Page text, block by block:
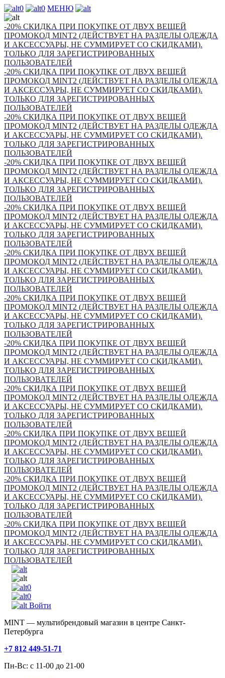
0 0 МЕНЮ
-20% СКИДКА ПРИ ПОКУПКЕ ОТ ДВУХ ВЕЩЕЙ
ПРОМОКОД MINT2 (ДЕЙСТВУЕТ НА РАЗДЕЛЫ ОДЕЖДА
И АКСЕССУАРЫ, НЕ СУММИРУЕТ СО СКИДКАМИ).
ТОЛЬКО ДЛЯ ЗАРЕГИСТРИРОВАННЫХ
ПОЛЬЗОВАТЕЛЕЙ
-20% СКИДКА ПРИ ПОКУПКЕ ОТ ДВУХ ВЕЩЕЙ
ПРОМОКОД MINT2 (ДЕЙСТВУЕТ НА РАЗДЕЛЫ ОДЕЖДА
И АКСЕССУАРЫ, НЕ СУММИРУЕТ СО СКИДКАМИ).
ТОЛЬКО ДЛЯ ЗАРЕГИСТРИРОВАННЫХ
ПОЛЬЗОВАТЕЛЕЙ
-20% СКИДКА ПРИ ПОКУПКЕ ОТ ДВУХ ВЕЩЕЙ
ПРОМОКОД MINT2 (ДЕЙСТВУЕТ НА РАЗДЕЛЫ ОДЕЖДА
И АКСЕССУАРЫ, НЕ СУММИРУЕТ СО СКИДКАМИ).
ТОЛЬКО ДЛЯ ЗАРЕГИСТРИРОВАННЫХ
ПОЛЬЗОВАТЕЛЕЙ
-20% СКИДКА ПРИ ПОКУПКЕ ОТ ДВУХ ВЕЩЕЙ
ПРОМОКОД MINT2 (ДЕЙСТВУЕТ НА РАЗДЕЛЫ ОДЕЖДА
И АКСЕССУАРЫ, НЕ СУММИРУЕТ СО СКИДКАМИ).
ТОЛЬКО ДЛЯ ЗАРЕГИСТРИРОВАННЫХ
ПОЛЬЗОВАТЕЛЕЙ
-20% СКИДКА ПРИ ПОКУПКЕ ОТ ДВУХ ВЕЩЕЙ
ПРОМОКОД MINT2 (ДЕЙСТВУЕТ НА РАЗДЕЛЫ ОДЕЖДА
И АКСЕССУАРЫ, НЕ СУММИРУЕТ СО СКИДКАМИ).
ТОЛЬКО ДЛЯ ЗАРЕГИСТРИРОВАННЫХ
ПОЛЬЗОВАТЕЛЕЙ
-20% СКИДКА ПРИ ПОКУПКЕ ОТ ДВУХ ВЕЩЕЙ
ПРОМОКОД MINT2 (ДЕЙСТВУЕТ НА РАЗДЕЛЫ ОДЕЖДА
И АКСЕССУАРЫ, НЕ СУММИРУЕТ СО СКИДКАМИ).
ТОЛЬКО ДЛЯ ЗАРЕГИСТРИРОВАННЫХ
ПОЛЬЗОВАТЕЛЕЙ
-20% СКИДКА ПРИ ПОКУПКЕ ОТ ДВУХ ВЕЩЕЙ
ПРОМОКОД MINT2 (ДЕЙСТВУЕТ НА РАЗДЕЛЫ ОДЕЖДА
И АКСЕССУАРЫ, НЕ СУММИРУЕТ СО СКИДКАМИ).
ТОЛЬКО ДЛЯ ЗАРЕГИСТРИРОВАННЫХ
ПОЛЬЗОВАТЕЛЕЙ
-20% СКИДКА ПРИ ПОКУПКЕ ОТ ДВУХ ВЕЩЕЙ
ПРОМОКОД MINT2 (ДЕЙСТВУЕТ НА РАЗДЕЛЫ ОДЕЖДА
И АКСЕССУАРЫ, НЕ СУММИРУЕТ СО СКИДКАМИ).
ТОЛЬКО ДЛЯ ЗАРЕГИСТРИРОВАННЫХ
ПОЛЬЗОВАТЕЛЕЙ
-20% СКИДКА ПРИ ПОКУПКЕ ОТ ДВУХ ВЕЩЕЙ
ПРОМОКОД MINT2 (ДЕЙСТВУЕТ НА РАЗДЕЛЫ ОДЕЖДА
И АКСЕССУАРЫ, НЕ СУММИРУЕТ СО СКИДКАМИ).
ТОЛЬКО ДЛЯ ЗАРЕГИСТРИРОВАННЫХ
ПОЛЬЗОВАТЕЛЕЙ
-20% СКИДКА ПРИ ПОКУПКЕ ОТ ДВУХ ВЕЩЕЙ
ПРОМОКОД MINT2 (ДЕЙСТВУЕТ НА РАЗДЕЛЫ ОДЕЖДА
И АКСЕССУАРЫ, НЕ СУММИРУЕТ СО СКИДКАМИ).
ТОЛЬКО ДЛЯ ЗАРЕГИСТРИРОВАННЫХ
ПОЛЬЗОВАТЕЛЕЙ
-20% СКИДКА ПРИ ПОКУПКЕ ОТ ДВУХ ВЕЩЕЙ
ПРОМОКОД MINT2 (ДЕЙСТВУЕТ НА РАЗДЕЛЫ ОДЕЖДА
И АКСЕССУАРЫ, НЕ СУММИРУЕТ СО СКИДКАМИ).
ТОЛЬКО ДЛЯ ЗАРЕГИСТРИРОВАННЫХ
ПОЛЬЗОВАТЕЛЕЙ
-20% СКИДКА ПРИ ПОКУПКЕ ОТ ДВУХ ВЕЩЕЙ
ПРОМОКОД MINT2 (ДЕЙСТВУЕТ НА РАЗДЕЛЫ ОДЕЖДА
И АКСЕССУАРЫ, НЕ СУММИРУЕТ СО СКИДКАМИ).
ТОЛЬКО ДЛЯ ЗАРЕГИСТРИРОВАННЫХ
ПОЛЬЗОВАТЕЛЕЙ
0
0
Войти
MINT — мультибрендовый магазин в центре Санкт-
Петербурга
+7 812 449-51-71
Пн-Вс: с 11-00 до 21-00